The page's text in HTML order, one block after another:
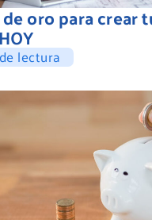
oro para crear
lectura